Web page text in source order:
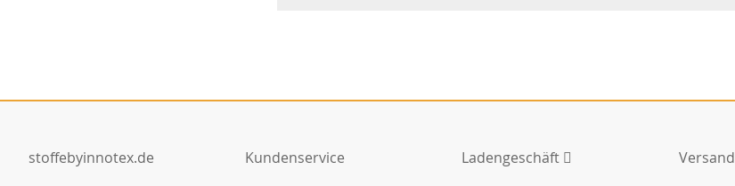
stoffebyinnotex.de Kundenservice Ladengeschäft Versand